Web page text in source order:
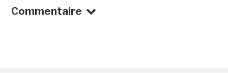
Commentaire